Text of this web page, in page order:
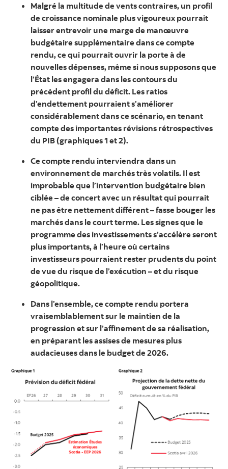
Malgré la multitude de vents contraires, un profil
de croissance nominale plus vigoureux pourrait
laisser entrevoir une marge de manœuvre
budgétaire supplémentaire dans ce compte
rendu, ce qui pourrait ouvrir la porte à de
nouvelles dépenses, même si nous supposons que
l’État les engagera dans les contours du
précédent profil du déficit. Les ratios
d’endettement pourraient s’améliorer
considérablement dans ce scénario, en tenant
compte des importantes révisions rétrospectives
du PIB (graphiques 1 et 2).
Ce compte rendu interviendra dans un
environnement de marchés très volatils. Il est
improbable que l’intervention budgétaire bien
ciblée – de concert avec un résultat qui pourrait
ne pas être nettement différent – fasse bouger les
marchés dans le court terme. Les signes que le
programme des investissements s’accélère seront
plus importants, à l’heure où certains
investisseurs pourraient rester prudents du point
de vue du risque de l’exécution – et du risque
géopolitique.
Dans l’ensemble, ce compte rendu portera
vraisemblablement sur le maintien de la
progression et sur l’affinement de sa réalisation,
en préparant les assises de mesures plus
audacieuses dans le budget de 2026.